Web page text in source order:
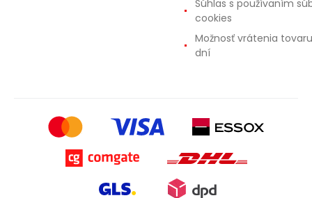
Súhlas s používaním
cookies
Možnosť vrátenia
dní